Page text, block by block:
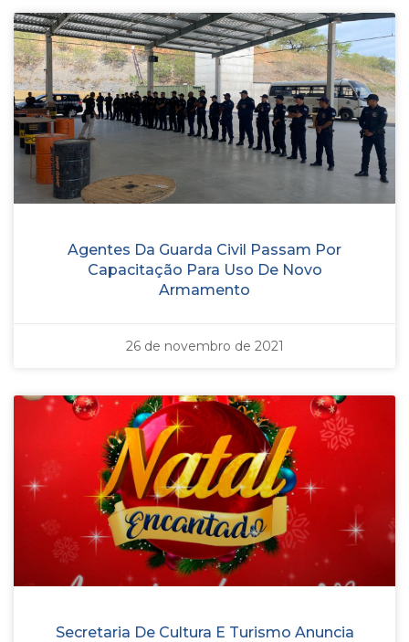
Agentes Da Guarda Civil Passam Por
Capacitação Para Uso De Novo
Armamento
26 de novembro de 2021
Secretaria De Cultura E Turismo Anuncia